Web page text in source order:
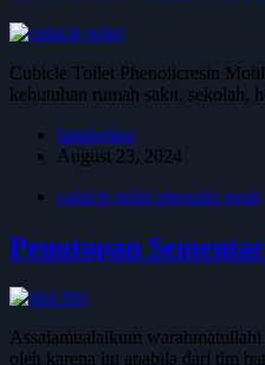
Cubicle Toilet Phenolicresin
kebutuhan rumah sakit, sekolah,
batubeling
August 23, 2024
cubicle toilet phenolic resin
Penutupan
Assalamualaikum
oleh karena itu apabila dari tim